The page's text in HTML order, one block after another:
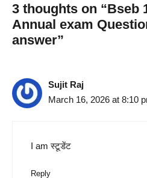
3 thoughts on “Bseb
Annual exam
answer”
Sujit Raj
March 16, 2026 at 8:10
I am स्टूडेंट
Reply